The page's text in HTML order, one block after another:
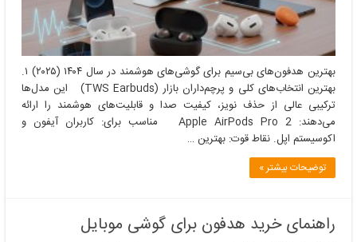
۱۴۰۴
(۲۰۲۵)
بهترین هدفون‌های بی‌سیم برای گوشی‌های هوشمند در سال ۱۴۰۴ (۲۰۲۵) ۱.
بهترین انتخاب‌های کلی و پرچم‌داران بازار (TWS Earbuds) این مدل‌ها
ترکیبی عالی از حذف نویز، کیفیت صدا و قابلیت‌های هوشمند را ارائه
می‌دهند: Apple AirPods Pro 2 مناسب برای: کاربران آیفون و
اکوسیستم اپل. نقاط قوت: بهترین …
توضیحات بیشتر »
راهنمای خرید هدفون برای گوشی موبایل